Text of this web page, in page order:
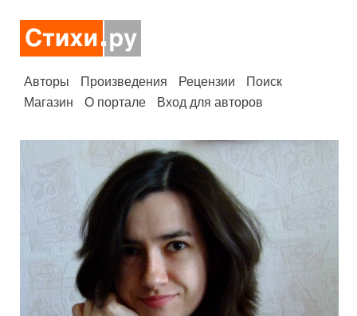
Авторы Произведения Рецензии
Поиск
Магазин
О портале Вход для авторов